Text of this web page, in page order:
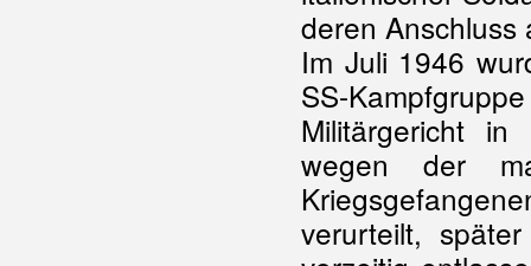
deren
Im Juli 1946
SS-
Militärgericht in
wegen der
verurteilt,